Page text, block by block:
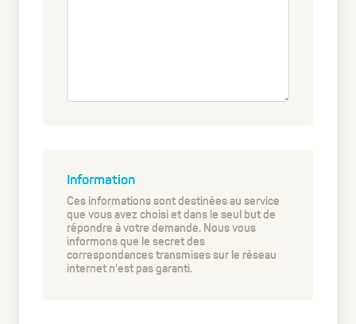
Information
Ces informations sont destinées au service
que vous avez choisi et dans le seul but de
répondre à votre demande. Nous vous
informons que le secret des
correspondances transmises sur le réseau
internet n'est pas garanti.